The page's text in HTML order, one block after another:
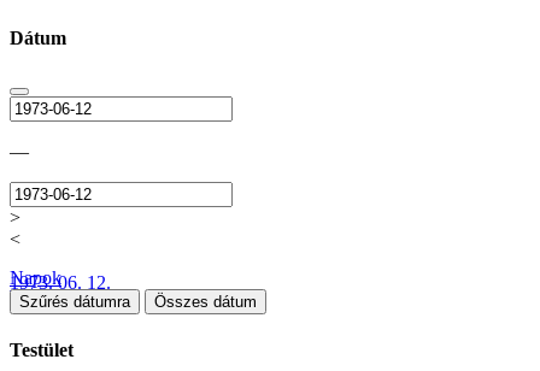
Dátum
—
>
<
1973. 06. 12.
Napok
Szűrés dátumra Összes dátum
Testület